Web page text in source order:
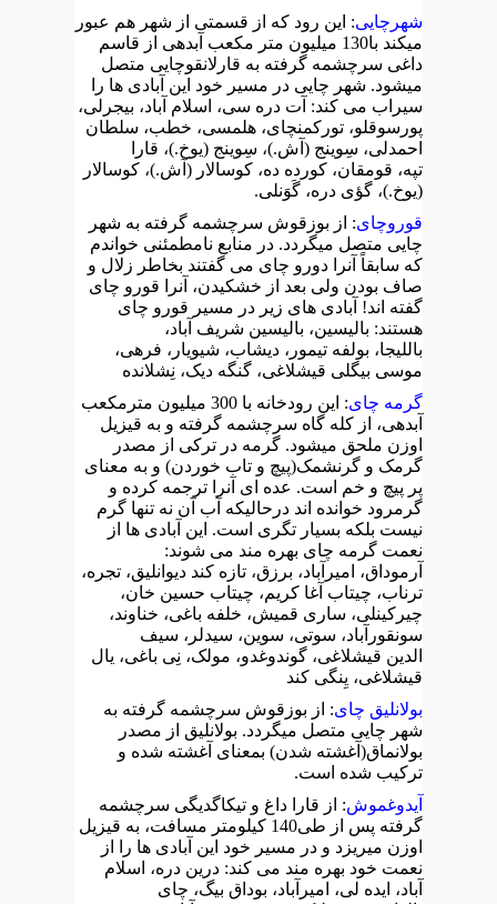
شهرچایی: این رود که از قسمتی از شهر هم عبور
میکند با130 میلیون متر مکعب آبدهی از قاسم
داغی سرچشمه گرفته به قارلانقوچایی متصل
میشود. شهر چایی در مسیر خود این آبادی ها را
سیراب می کند: آت دره سی، اسلام آباد، بیجرلی،
پورسوقلو، تورکمنچای، هلمسی، خطب، سلطان
احمدلی، سِوینج (آش.)، سِوینج (یوخ.)، قارا
تپه، قومقان، کورده ده، کوسالار (آش.)، کوسالار
(یوخ.)، گؤی دره، گَوَنلی.
قوروچای: از بوزقوش سرچشمه گرفته به شهر
چایی متصل میگردد. در منابع نامطمئنی خواندم
که سابقاً آنرا دورو چای می گفتند بخاطر زلال و
صاف بودن ولی بعد از خشکیدن، آنرا قورو چای
گفته اند! آبادی های زیر در مسیر قورو چای
هستند: بالیسین، بالیسین شریف آباد،
باللیجا، بولفه تیمور، دیشاب، شیویار، فرهی،
موسی بیگلی قیشلاغی، گنگه دیک، نِشلانده
گرمه چای
: این رودخانه با 300 میلیون مترمکعب
آبدهی، از کله گاه سرچشمه گرفته و به قیزیل
اوزن ملحق میشود. گرمه در ترکی از مصدر
گرمک و گرنشمک(پیچ و تاب خوردن) و به معنای
پر پیچ و خم است. عده ای آنرا ترجمه کرده و
گرمرود خوانده اند درحالیکه آب آن نه تنها گرم
نیست بلکه بسیار تگری است. این آبادی ها از
نعمت گرمه چای بهره مند می شوند:
آرموداق، امیرآباد، برزق، تازه کند دیوانلیق، تجره،
ترناب، چیتاب آغا کریم، چیتاب حسین خان،
چیرکینلی، ساری قمیش، خلفه باغی، خناوند،
سونقورآباد، سوتی، سوین، سیدلر، سیف
الدین قیشلاغی، گوندوغدو، مولک، نِی باغی، یال
قیشلاغی، یِنگی کند
بولانلیق چای: از بوزقوش سرچشمه گرفته به
شهر چایی متصل میگردد. بولانلیق از مصدر
بولانماق(آغشته شدن) بمعنای آغشته شده و
ترکیب شده است.
آیدوغموش: از قارا داغ و تیکاگدیگی سرچشمه
گرفته پس از طی140 کیلومتر مسافت، به قیزیل
اوزن میریزد و در مسیر خود این آبادی ها را از
نعمت خود بهره مند می کند: درین دره، اسلام
آباد، ایده لی، امیرآباد، بوداق بیگ، چای